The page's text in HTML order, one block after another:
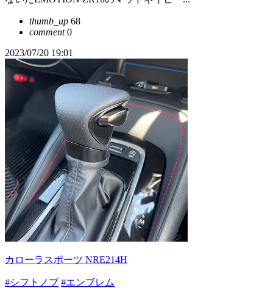
thumb_up 68
comment0
2023/07/20 19:01
カローラスポーツ NRE214H
#シフトノブ #エンブレム